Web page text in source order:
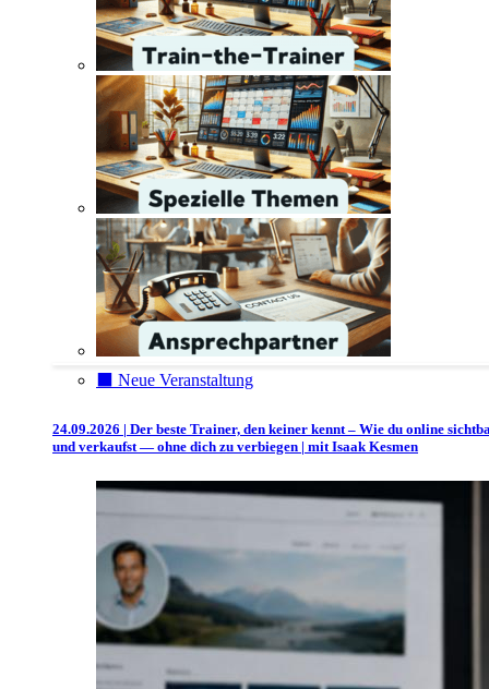
⬛️ Neue Veranstaltung
24.09.2026 | Der beste Trainer, den keiner kennt – Wie du online
und verkaufst — ohne dich zu verbiegen | mit Isaak Kesmen